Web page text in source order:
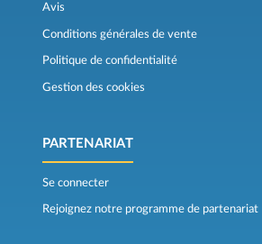
Avis
Conditions générales de vente
Politique de confidentialité
Gestion des cookies
PARTENARIAT
Se connecter
Rejoignez notre programme de partenariat